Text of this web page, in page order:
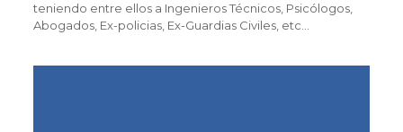
teniendo entre ellos a Ingenieros Técnicos, Psicólogos,
Abogados, Ex-policias, Ex-Guardias Civiles, etc…